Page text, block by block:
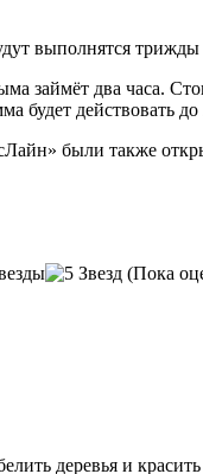
выполнятся
займёт два часа.
будет действовать до
были также
(Пока